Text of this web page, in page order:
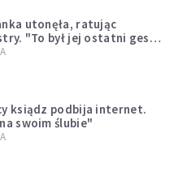
utonęła, ratując
"To był jej ostatni gest
ksiądz podbija internet.
swoim ślubie"